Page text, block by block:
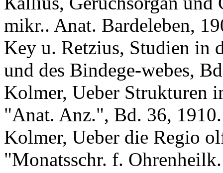
mikr.. Anat. Bardeleben,
Key u. Retzius, Studien in
und des Bindege-webes,
Kolmer, Ueber Strukturen
"Anat. Anz.", Bd. 36, 1910.
Kolmer, Ueber die Regio
"Monatsschr. f.